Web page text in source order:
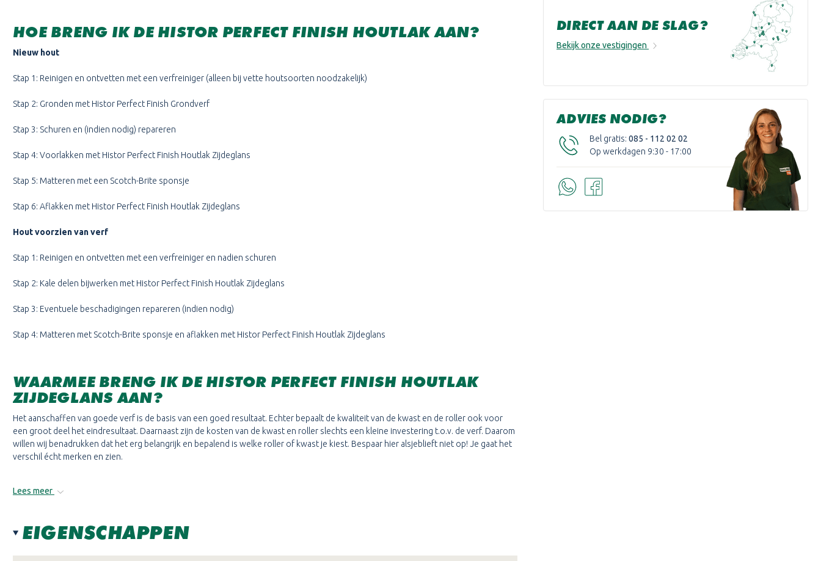
HOE BRENG IK DE HISTOR PERFECT FINISH HOUTLAK AAN?
Nieuw hout
Stap 1: Reinigen en ontvetten met een verfreiniger (alleen bij vette houtsoorten noodzakelijk)
Stap 2: Gronden met Histor Perfect Finish Grondverf
Stap 3: Schuren en (indien nodig) repareren
Stap 4: Voorlakken met Histor Perfect Finish Houtlak Zijdeglans
Stap 5: Matteren met een Scotch-Brite sponsje
Stap 6: Aflakken met Histor Perfect Finish Houtlak Zijdeglans
Hout voorzien van verf
Stap 1: Reinigen en ontvetten met een verfreiniger en nadien schuren
Stap 2: Kale delen bijwerken met Histor Perfect Finish Houtlak Zijdeglans
Stap 3: Eventuele beschadigingen repareren (indien nodig)
Stap 4: Matteren met Scotch-Brite sponsje en aflakken met Histor Perfect Finish Houtlak Zijdeglans
WAARMEE BRENG IK DE HISTOR PERFECT FINISH HOUTLAK
ZIJDEGLANS AAN?
Het aanschaffen van goede verf is de basis van een goed resultaat. Echter bepaalt de kwaliteit van de kwast en de roller ook voor
een groot deel het eindresultaat. Daarnaast zijn de kosten van de kwast en roller slechts een kleine investering t.o.v. de verf. Daarom
willen wij benadrukken dat het erg belangrijk en bepalend is welke roller of kwast je kiest. Bespaar hier alsjeblieft niet op! Je gaat het
verschil écht merken en zien.
Lees meer
EIGENSCHAPPEN
DIRECT AAN DE SLAG?
Bekijk onze vestigingen
ADVIES NODIG?
Bel gratis: 085 - 112 02 02
Op werkdagen 9:30 - 17:00